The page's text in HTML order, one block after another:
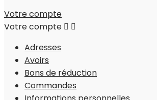
Votre compte
Votre compte  
Adresses
Avoirs
Bons de réduction
Commandes